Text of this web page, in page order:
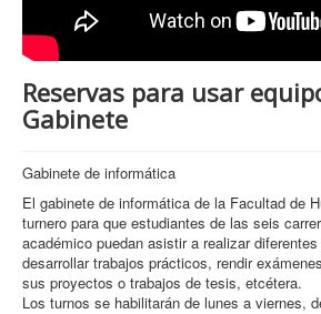
Reservas para usar
Gabinete
Gabinete de informática
El gabinete de informática de la Facultad de
turnero para que estudiantes de las seis
académico puedan asistir a realizar
desarrollar trabajos prácticos, rendir
sus proyectos o trabajos de tesis, etcétera.
Los turnos se habilitarán de lunes a viernes,